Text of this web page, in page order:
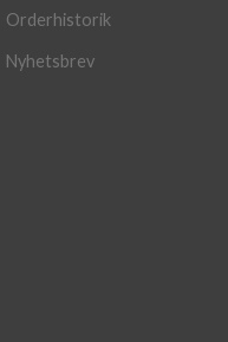
Orderhistorik
Nyhetsbrev